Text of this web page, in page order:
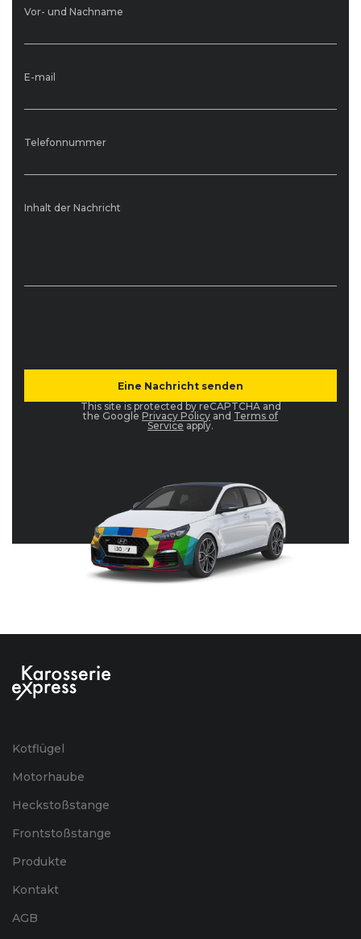
Vor- und Nachname
E-mail
Telefonnummer
Inhalt der Nachricht
This site is protected by reCAPTCHA and
the Google Privacy Policy and Terms of
Service apply.
Kotflügel
Motorhaube
Heckstoßstange
Frontstoßstange
Produkte
Kontakt
AGB